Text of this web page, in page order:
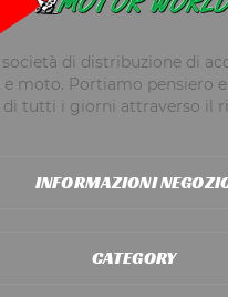
di distribuzione di
e moto. Portiamo pensiero
tutti i giorni attraverso il
INFORMAZIONI
CATEGORY